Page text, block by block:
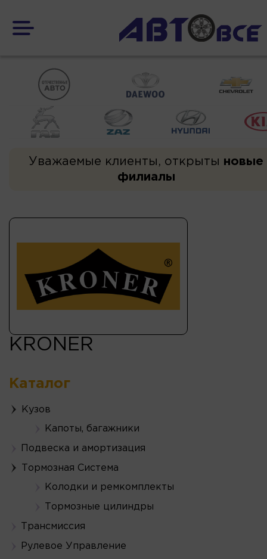
Уважаемые клиенты, открыты новые
филиалы
KRONER
Каталог
Кузов
Капоты, багажники
Подвеска и амортизация
Тормозная Система
Колодки и ремкомплекты
Тормозные цилиндры
Трансмиссия
Рулевое Управление